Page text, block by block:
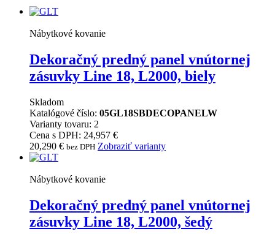
Nábytkové kovanie
Dekoračný predný panel vnútornej
zásuvky Line 18, L2000, biely
Skladom
Katalógové číslo: 05GL18SBDECOPANELW
Varianty tovaru: 2
Cena s DPH: 24,957 €
20,290 € bez DPH Zobraziť varianty
Nábytkové kovanie
Dekoračný predný panel vnútornej
zásuvky Line 18, L2000, šedý